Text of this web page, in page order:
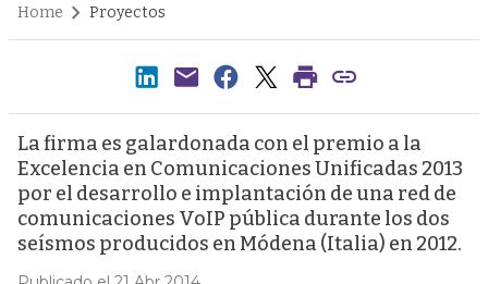
Home Proyectos
La firma es galardonada con el premio a la
Excelencia en Comunicaciones Unificadas 2013
por el desarrollo e implantación de una red de
comunicaciones VoIP pública durante los dos
seísmos producidos en Módena (Italia) en 2012.